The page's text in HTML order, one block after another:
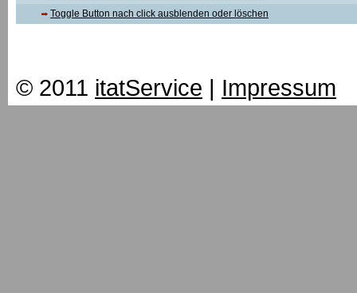
Toggle Button nach click ausblenden oder löschen
© 2011 itatService | Impressum